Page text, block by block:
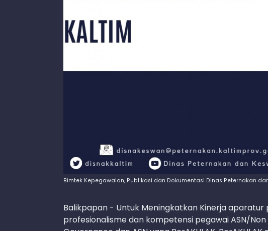
Bimtek Kepegawaian, Publikasi dan Dokumentasi Dinas Peternakan
Balikpapan - Untuk Meningkatkan Kinerja
profesionalisme dan kompetensi pegawai ASN/